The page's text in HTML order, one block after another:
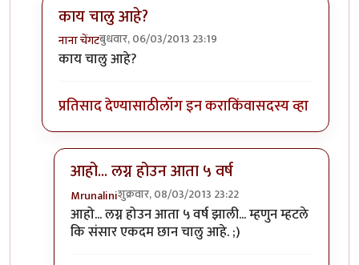
काय चालु आहे?
नाना चेंगटबुधवार, 06/03/2013 23:19
In reply toआमच अगदी वेगळे होते... त्यानी
काय चालु आहे?
प्रतिसाद देण्यासाठीलॉग इन कराकिंवासदस्य व्हा
आहो... लग्न होउन आता ५ वर्ष
Mrunaliniशुक्रवार, 08/03/2013 23:22
In reply toकाय चालु आहे?byनाना चेंगट
आहो... लग्न होउन आता ५ वर्ष झाली... म्हणुन म्हटले
कि संसार एकदम छान चालु आहे. ;)